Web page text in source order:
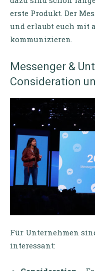
erste Produkt. Der
und erlaubt euch mit
kommunizieren.
Messenger &
Consideration
Für Unternehmen
interessant: